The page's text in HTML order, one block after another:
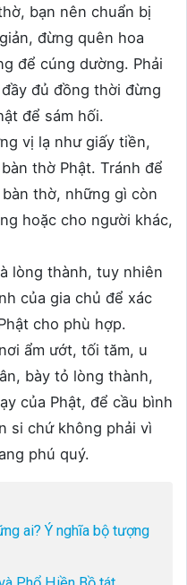
bạn nên chuẩn bị
đừng quên hoa
để cúng dường. Phải
đủ đồng thời đừng
để sám hối.
vị lạ như giấy tiền,
thờ Phật. Tránh để
thờ, những gì còn
hoặc cho người khác,
lòng thành, tuy nhiên
của gia chủ để xác
cho phù hợp.
ẩm ướt, tối tăm, u
bày tỏ lòng thành,
của Phật, để cầu bình
si chứ không phải vì
phú quý.
ai? Ý nghĩa bộ tượng